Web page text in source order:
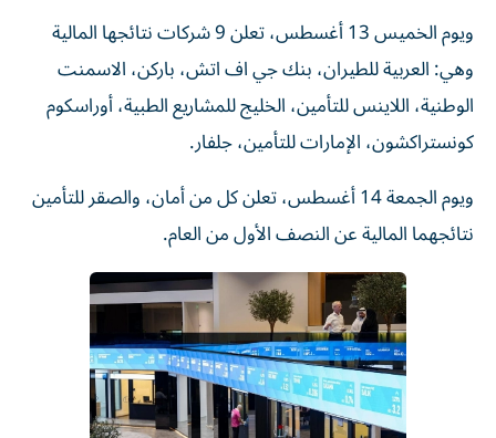
ويوم الخميس 13 أغسطس، تعلن 9 شركات نتائجها المالية
وهي: العربية للطيران، بنك جي اف اتش، باركن، الاسمنت
الوطنية، اللاينس للتأمين، الخليج للمشاريع الطبية، أوراسكوم
كونستراكشون، الإمارات للتأمين، جلفار.
ويوم الجمعة 14 أغسطس، تعلن كل من أمان، والصقر للتأمين
نتائجهما المالية عن النصف الأول من العام.